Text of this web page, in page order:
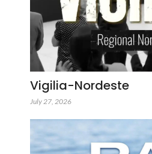
Vigilia-Nordeste
July 27, 2026